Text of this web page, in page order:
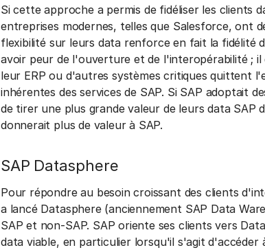
Si cette approche a permis de fidéliser les clients
entreprises modernes, telles que Salesforce, ont
flexibilité sur leurs data renforce en fait la fidélité
avoir peur de l'ouverture et de l'interopérabilité ;
leur ERP ou d'autres systèmes critiques quittent
inhérentes des services de SAP. Si SAP adoptait
de tirer une plus grande valeur de leurs data SAP
donnerait plus de valeur à SAP.
SAP Datasphere
Pour répondre au besoin croissant des clients
a lancé Datasphere (anciennement SAP Data
SAP et non-SAP. SAP oriente ses clients vers
data viable, en particulier lorsqu'il s'agit